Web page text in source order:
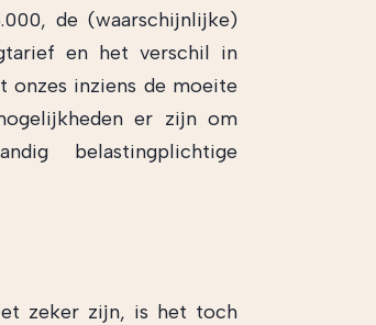
de (waarschijnlijke)
en het verschil in
onzes inziens de moeite
er zijn om
belastingplichtige
zeker zijn, is het toch